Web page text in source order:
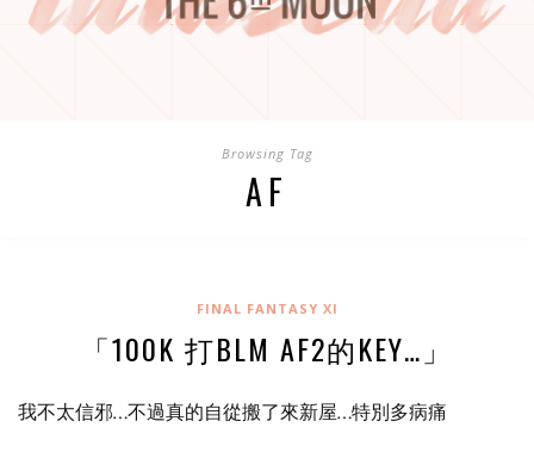
Browsing Tag
AF
FINAL FANTASY XI
「100K 打BLM AF2的KEY…」
我不太信邪…不過真的自從搬了來新屋…特別多病痛